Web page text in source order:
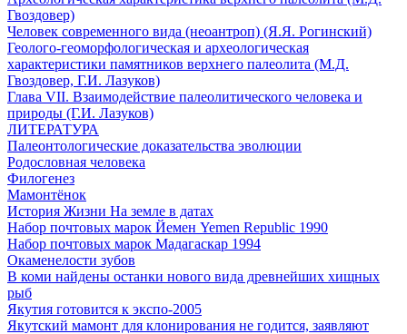
Гвоздовер)
Человек современного вида (неоантроп) (Я.Я. Рогинский)
Геолого-геоморфологическая и археологическая
характеристики памятников верхнего палеолита (М.Д.
Гвоздовер, Г.И. Лазуков)
Глава VII. Взаимодействие палеолитического человека и
природы (Г.И. Лазуков)
ЛИТЕРАТУРА
Палеонтологические доказательства эволюции
Родословная человека
Филогенез
Мамонтёнок
История Жизни На земле в датах
Набор почтовых марок Йемен Yemen Republic 1990
Набор почтовых марок Мадагаскар 1994
Окаменелости зубов
В коми найдены останки нового вида древнейших хищных
рыб
Якутия готовится к экспо-2005
Якутский мамонт для клонирования не годится, заявляют